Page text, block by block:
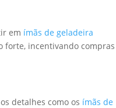
em ímãs de geladeira
forte, incentivando compras
detalhes como os ímãs de